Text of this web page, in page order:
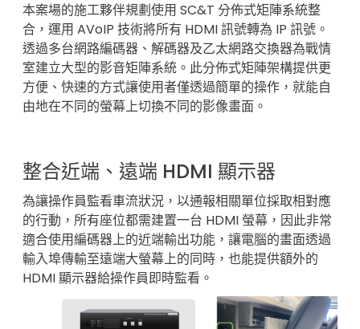
本案場的施工夥伴規劃使用 SC&T 分佈式矩陣系統整
合，運用 AVoIP 技術將所有 HDMI 訊號轉為 IP 訊號。
透過多台網路編碼器、解碼器及乙太網路交換器為戰情
室建立大型的影音矩陣系統。此分佈式矩陣架構提供更
方便、快速的方式讓使用者僅透過簡單的操作，就能自
由地在不同的螢幕上切換不同的影像畫面。
整合近端、遠端 HDMI 顯示器
為讓操作員監看車流狀況，以通報相關單位採取相對應
的行動，所有座位都需建置一台 HDMI 螢幕，因此非常
適合使用編碼器上的近端輸出功能，讓電腦的畫面透過
輸入埠傳輸至遠端大螢幕上的同時，也能提供額外的
HDMI 顯示器給操作員即時監看。